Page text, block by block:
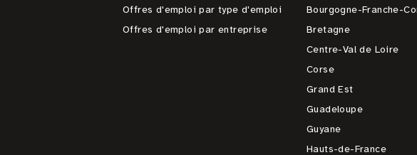
Offres d'emploi par type d'emploi
Offres d'emploi par entreprise
Bourgogne-Franche-
Bretagne
Centre-Val de Loire
Corse
Grand Est
Guadeloupe
Guyane
Hauts-de-France